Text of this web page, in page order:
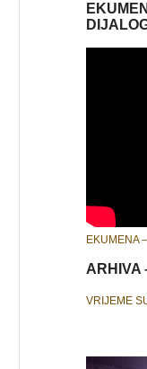
EKUMENA
ARHIVA
VRIJEME